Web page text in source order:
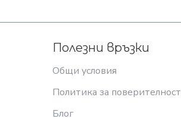
Полезни връзки
Общи условия
Политика за поверителност
Блог